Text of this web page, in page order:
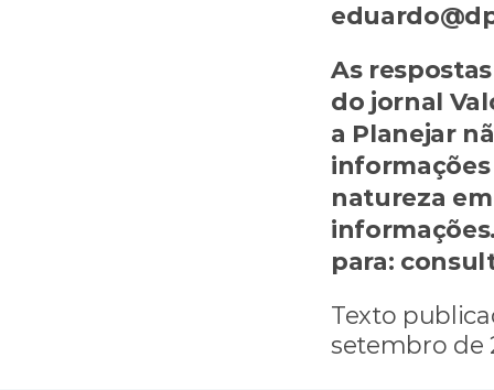
As
do jornal
a Planejar
natureza
para:
Texto
setembro de